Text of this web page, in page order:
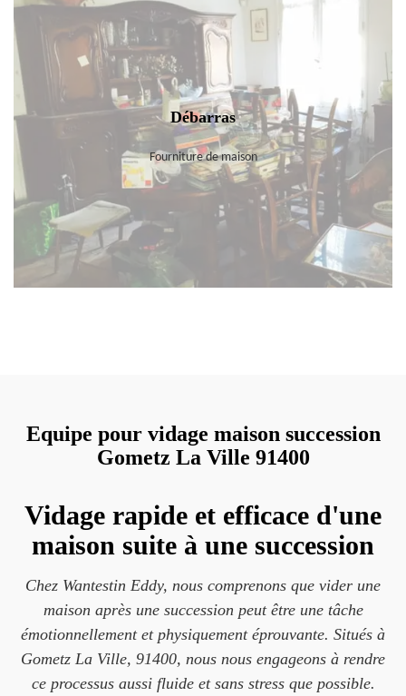
Débarras
Fourniture de maison
Equipe pour vidage maison succession
Gometz La Ville 91400
Vidage rapide et efficace d'une
maison suite à une succession
Chez Wantestin Eddy, nous comprenons que vider une
maison après une succession peut être une tâche
émotionnellement et physiquement éprouvante. Situés à
Gometz La Ville, 91400, nous nous engageons à rendre
ce processus aussi fluide et sans stress que possible.